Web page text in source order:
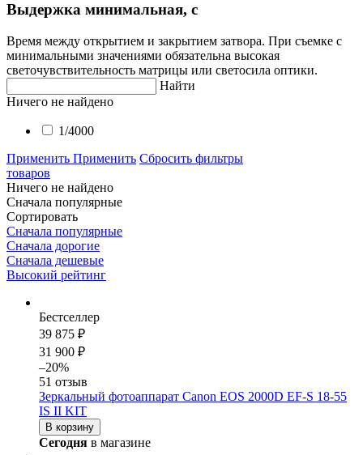
Выдержка минимальная, с
Время между открытием и закрытием затвора. При съемке с
минимальными значениями обязательна высокая
светочувствительность матрицы или светосила оптики.
Найти
Ничего не найдено
1/4000
Применить Применить Сбросить фильтры
товаров
Ничего не найдено
Сначала популярные
Сортировать
Сначала популярные
Сначала дорогие
Сначала дешевые
Высокий рейтинг
Бестселлер
39 875 ₽
31 900 ₽
–20%
51 отзыв
Зеркальный фотоаппарат Canon EOS 2000D EF-S 18-55
IS II KIT
В корзину
Сегодня в магазине